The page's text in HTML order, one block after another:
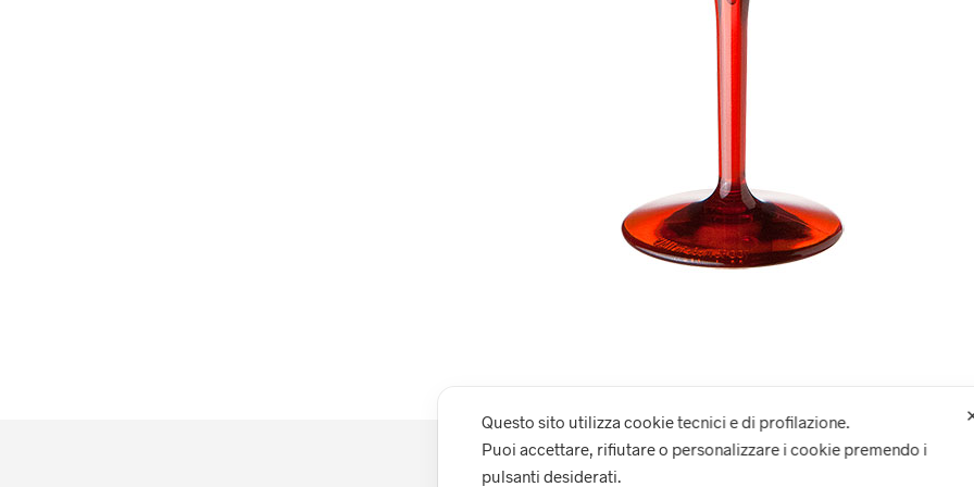
Il mio account Carrello Privacy Termini e condizioni d’uso
Questo sito utilizza cookie tecnici e di profilazione.
Puoi accettare, rifiutare o personalizzare i cookie premendo i
pulsanti desiderati.